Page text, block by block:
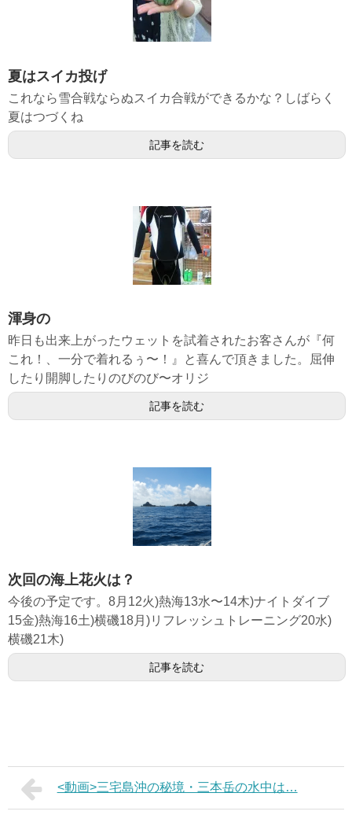
夏はスイカ投げ
これなら雪合戦ならぬスイカ合戦ができるかな？しばらく
夏はつづくね
記事を読む
渾身の
昨日も出来上がったウェットを試着されたお客さんが『何
これ！、一分で着れるぅ〜！』と喜んで頂きました。屈伸
したり開脚したりのびのび〜オリジ
記事を読む
次回の海上花火は？
今後の予定です。8月12火)熱海13水〜14木)ナイトダイブ
15金)熱海16土)横磯18月)リフレッシュトレーニング20水)
横磯21木)
記事を読む
<動画>三宅島沖の秘境・三本岳の水中は…